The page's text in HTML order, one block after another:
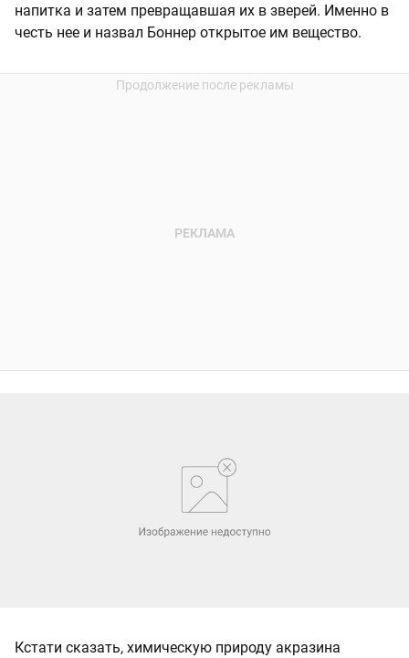
напитка и затем превращавшая их в зверей. Именно в
честь нее и назвал Боннер открытое им вещество.
Кстати сказать, химическую природу акразина